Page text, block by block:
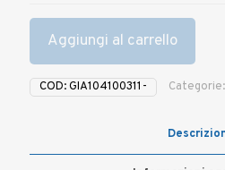
Aggiungi al carrello
COD:GIA104100311- Categorie: